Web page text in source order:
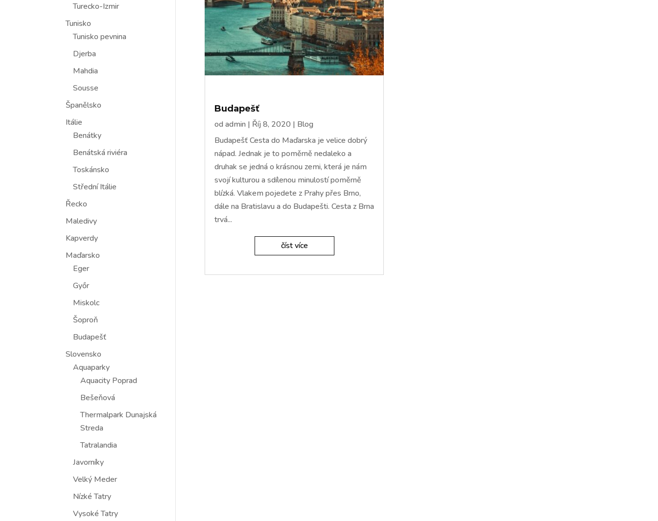
Turecko-Izmir
Tunisko
Tunisko pevnina
Djerba
Mahdia
Sousse
Španělsko
Itálie
Benátky
Benátská riviéra
Toskánsko
Střední Itálie
Řecko
Maledivy
Kapverdy
Maďarsko
Eger
Győr
Miskolc
Šoproň
Budapešť
Slovensko
Aquaparky
Aquacity Poprad
Bešeňová
Thermalpark Dunajská
Streda
Tatralandia
Javorníky
Velký Meder
Nízké Tatry
Vysoké Tatry
Budapešť
od admin | Říj 8, 2020 | Blog
Budapešť Cesta do Maďarska je velice dobrý
nápad. Jednak je to poměrně nedaleko a
druhak se jedná o krásnou zemi, která je nám
svojí kulturou a sdílenou minulostí poměrně
blízká. Vlakem pojedete z Prahy přes Brno,
dále na Bratislavu a do Budapešti. Cesta z Brna
trvá...
číst více